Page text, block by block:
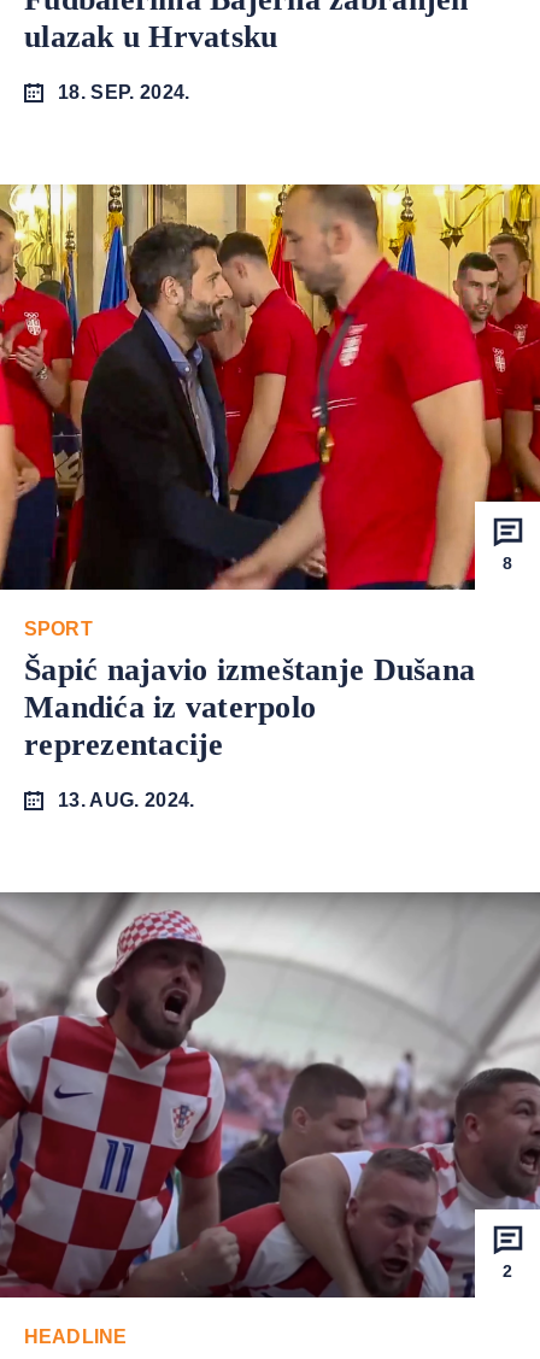
ulazak u Hrvatsku
18. SEP. 2024.
8
SPORT
Šapić najavio izmeštanje Dušana
Mandića iz vaterpolo
reprezentacije
13. AUG. 2024.
2
HEADLINE